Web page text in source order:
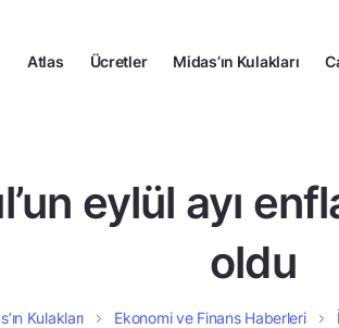
Atlas Ücretler Midas’ın Kulakları
eylül ayı
oldu
Kulakları Ekonomi ve Finans Haberleri